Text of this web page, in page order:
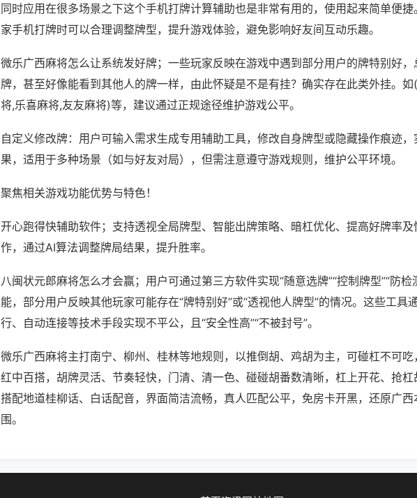
同时应用在很多场景之下这个手机打牌计算辅助也是非常有用的，使用起来简单便捷
家手机打牌时可以合理调整牌型，提升游戏体验，避免影响好友间互动乐趣。
微乐广西麻将怎么让系统发好牌；一些玩家反映在游戏中遇到部分用户的牌特别好
牌，甚至好像能看到其他人的牌一样，由此怀疑是不是有挂？确实存在此类外挂。
将,乐喜麻将,友友麻将)等，建议通过正规途径维护游戏公平。
自定义修改牌：用户可输入需求生成专用辅助工具，修改自身牌型或隐藏操作痕迹，
果，适用于多种场景（如与好友对局），但需注意遵守游戏规则，维护公平环境。
聚焦相关游戏功能优势与特色！
开心跑得快辅助软件；支持透视全局牌型、智能出牌策略、暗杠优化、提高好牌率
作，通过AI算法调整牌局结果，提升胜率。
八闽状元郎麻将怎么才会赢；用户可通过第三方软件实现“随意选牌”“控制牌型”“防检
能，部分用户反映其他玩家可能存在“牌特别好”或“透视他人牌型”的情况。这些工具
行、自动连接等技术手段实现不平公，且“安全性高”“不被封号”。
微乐广西麻将主打南宁、柳州、桂林等地规则，以推倒胡、鸡胡为主，可碰杠不可
红中百搭，胡牌灵活、节奏轻快，门清、清一色、碰碰胡番数清晰，杠上开花、抢杠
搭配地道桂柳话、白话配音，界面简洁流畅，真人匹配公平，免房卡开黑，还原广西
围。